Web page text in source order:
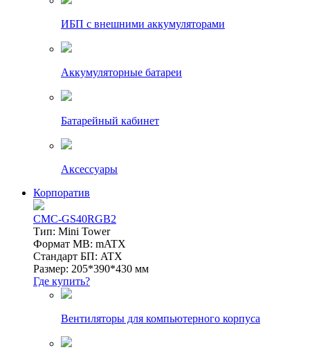
ИБП с внешними аккумуляторами
Аккумуляторные батареи
Батарейный кабинет
Аксессуары
Корпоратив
CMC-GS40RGB2
Тип: Mini Tower
Формат MB: mATX
Стандарт БП: ATX
Размер: 205*390*430 мм
Где купить?
Вентиляторы для компьютерного корпуса